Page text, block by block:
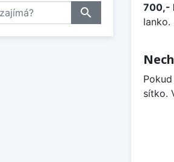
search
700,-
lanko.
sítko.